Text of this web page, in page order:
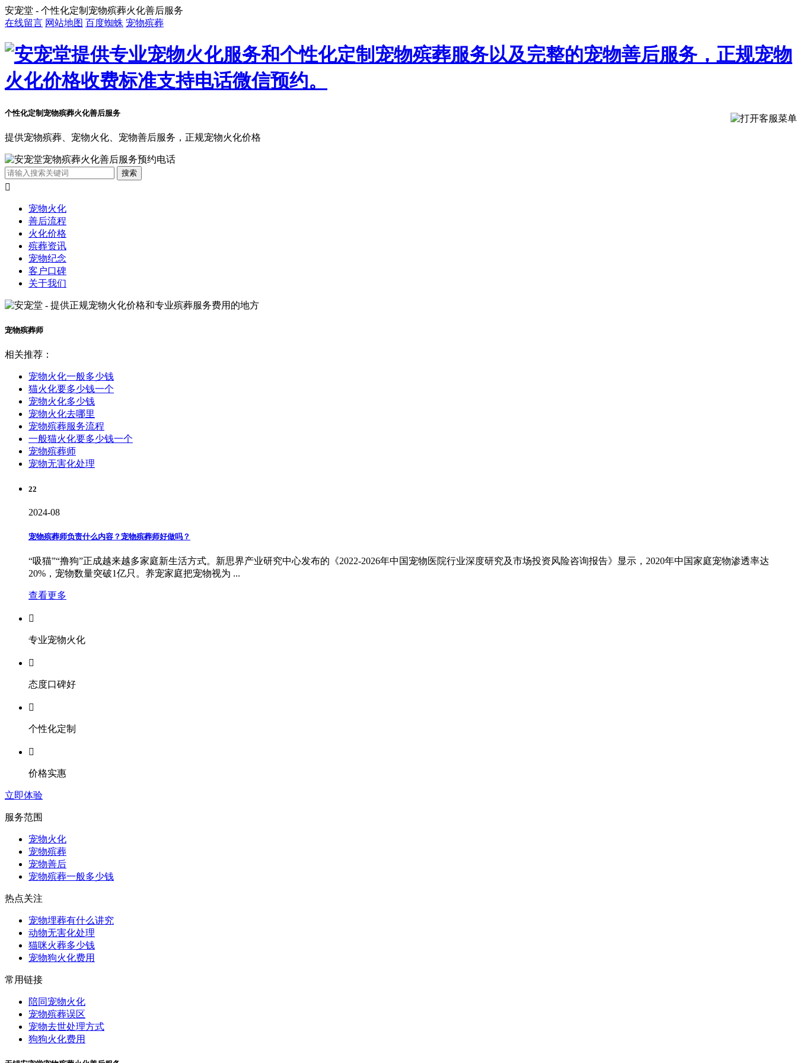
安宠堂 - 个性化定制宠物殡葬火化善后服务
在线留言 网站地图 百度蜘蛛 宠物殡葬
个性化定制宠物殡葬火化善后服务
提供宠物殡葬、宠物火化、宠物善后服务，正规宠物火化价格

宠物火化
善后流程
火化价格
殡葬资讯
宠物纪念
客户口碑
关于我们
宠物殡葬师
相关推荐：
宠物火化一般多少钱
猫火化要多少钱一个
宠物火化多少钱
宠物火化去哪里
宠物殡葬服务流程
一般猫火化要多少钱一个
宠物殡葬师
宠物无害化处理
22
2024-08
宠物殡葬师负责什么内容？宠物殡葬师好做吗？
“吸猫”“撸狗”正成越来越多家庭新生活方式。新思界产业研究中心发布的《2022-2026年中国宠物医院行业深度研究及市场投资风险咨询报告》显示，2020年中国家庭宠物渗透率达
20%，宠物数量突破1亿只。养宠家庭把宠物视为 ...
查看更多

专业宠物火化

态度口碑好

个性化定制

价格实惠
立即体验
服务范围
宠物火化
宠物殡葬
宠物善后
宠物殡葬一般多少钱
热点关注
宠物埋葬有什么讲究
动物无害化处理
猫咪火葬多少钱
宠物狗火化费用
常用链接
陪同宠物火化
宠物殡葬误区
宠物去世处理方式
狗狗火化费用